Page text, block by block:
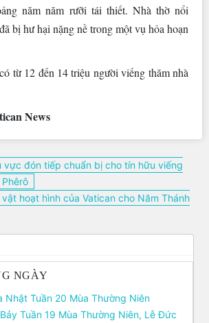
năm năm rưỡi tái thiết. Nhà thờ nổi
bị hư hại nặng nề trong một vụ hỏa hoạn
từ 12 đến 14 triệu người viếng thăm nhà
News
vực đón tiếp chuẩn bị cho tín hữu viếng
vật hoạt hình của Vatican cho Năm Thánh
NGÀY
Nhật Tuần 20 Mùa Thường Niên
Tuần 19 Mùa Thường Niên, Lễ Ðức